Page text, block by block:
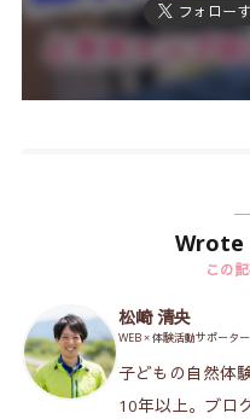
フォロー
Wrote
この
松崎 清央
WEB × 体験活動サポーター
子どもの自然体
10年以上。ブロ